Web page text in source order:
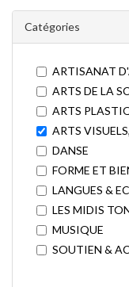
Catégories
ARTISANAT
ARTS DE LA
ARTS
ARTS
DANSE
FORME ET
LANGUES &
LES MIDIS
MUSIQUE
SOUTIEN &